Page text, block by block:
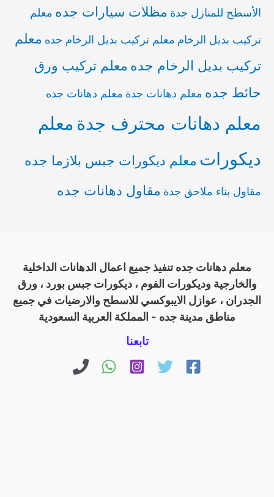
الأسطح للمنازل جدة مظلات سيارات جده معلم
تركيب بديل الرخام معلم تركيب بديل الرخام جده معلم
تركيب بديل الرخام جده معلم تركيب ورق
حائط جده معلم دهانات جدة معلم دهانات جده
معلم دهانات محترف جدة معلم
ديكورات معلم ديكورات جبس بلازما جده
مقاول بناء ملاحق جدة مقاول دهانات جده
معلم دهانات جده تنفيذ جميع اعمال الدهانات الداخلية
والخارجية وديكورات الفوم ، ديكورات جبس بورد ، ورق
الجدران ، عوازل الايبوكسي للاسطح والارضيات في جميع
مناطق مدينة جده - المملكة العربية السعودية
تابعنا